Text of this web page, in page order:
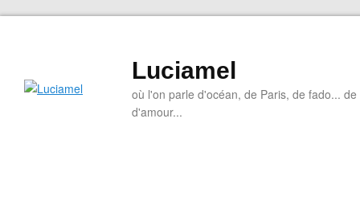
Luciamel
où l'on parle d'océan, de Paris, de fado...
d'amour...